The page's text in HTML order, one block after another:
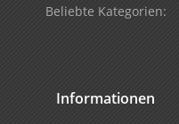
Beliebte Kategorien:
Informationen